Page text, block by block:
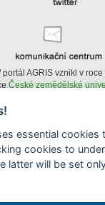
portál AGRIS vznikl v
České zemědělské
WWW portálu
pouze za podmínky
a data publikace v
essential cookies
cookies to
latter will be set